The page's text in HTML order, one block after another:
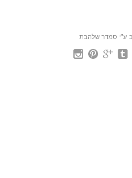
ע"י סמדר שלהבת